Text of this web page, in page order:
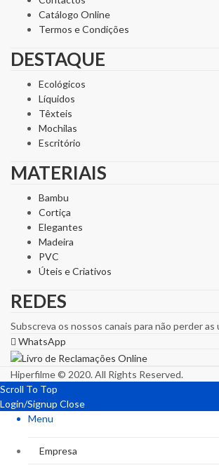
Catálogo Online
Termos e Condições
DESTAQUE
Ecológicos
Líquidos
Têxteis
Mochilas
Escritório
MATERIAIS
Bambu
Cortiça
Elegantes
Madeira
PVC
Úteis e Criativos
REDES
Subscreva os nossos canais para não perder
WhatsApp
Hiperfilme © 2020. All Rights Reserved.
Scroll To Top
Login/Signup Close
Menu
Empresa